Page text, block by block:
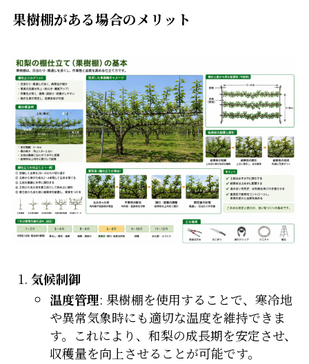
果樹棚がある場合のメリット
気候制御
温度管理: 果樹棚を使用することで、寒冷地
や異常気象時にも適切な温度を維持できま
す。これにより、和梨の成長期を安定させ、
収穫量を向上させることが可能です。